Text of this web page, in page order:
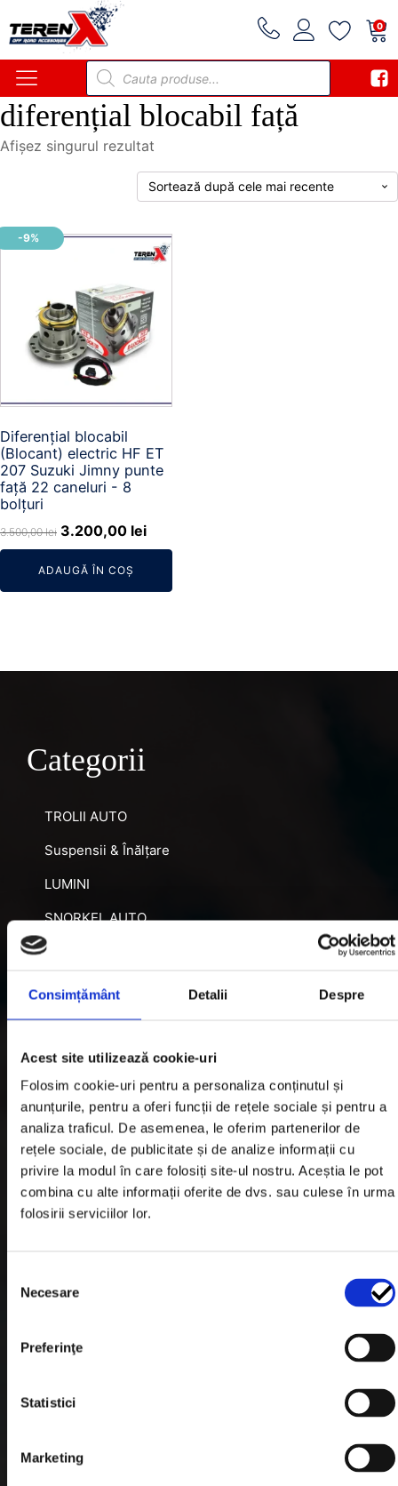
Consimțământ Detalii Despre
Acest site utilizează cookie-uri
Folosim cookie-uri pentru a personaliza conținutul și
anunțurile, pentru a oferi funcții de rețele sociale și pentru a
analiza traficul. De asemenea, le oferim partenerilor de
rețele sociale, de publicitate și de analize informații cu
privire la modul în care folosiți site-ul nostru. Aceștia le pot
combina cu alte informații oferite de dvs. sau culese în urma
folosirii serviciilor lor.
consimțământului
Necesare
Preferinţe
Statistici
Marketing
0
Products
search
diferențial blocabil față
Afișez singurul rezultat
-9%
Diferențial blocabil
(Blocant) electric HF ET
207 Suzuki Jimny punte
față 22 caneluri - 8
bolțuri
3.500,00lei Prețul
inițial
a
fost:
3.200,00 leiPrețul
curent
3.200,00 lei.
ADAUGĂ ÎN COȘ
Categorii
TROLII AUTO
Suspensii & Înălțare
LUMINI
SNORKEL AUTO
ACCESORII RECUPERARE
DIFERENȚIALE BLOCABILE
DISTANTIERE
Jante Oțel
Informatii utile
Informatii Livrare
Garantie si Retur
Politica de Cookies